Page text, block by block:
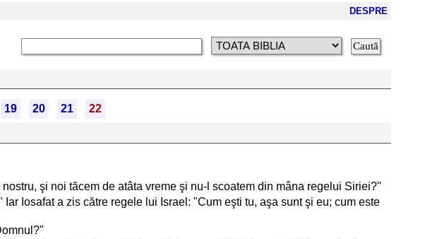
DESPRE
19 20 21
22
şi noi tăcem de atâta vreme şi nu-l scoatem din mâna regelui Siriei?"
Iosafat a zis către regele lui Israel: "Cum eşti tu, aşa sunt şi eu; cum este